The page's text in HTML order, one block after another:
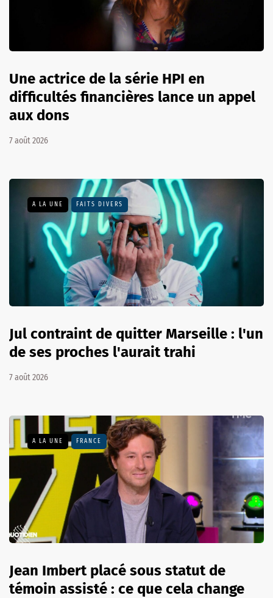
Une actrice de la série HPI en
difficultés financières lance un appel
aux dons
7 août 2026
A LA UNE FAITS DIVERS
Jul contraint de quitter Marseille : l'un
de ses proches l'aurait trahi
7 août 2026
A LA UNE FRANCE
Jean Imbert placé sous statut de
témoin assisté : ce que cela change